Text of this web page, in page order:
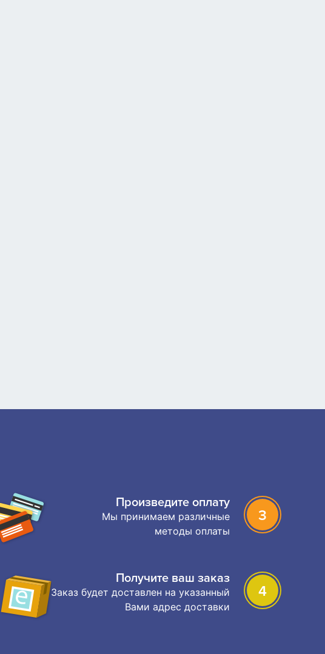
3
Произведите оплату
Мы принимаем различные
методы оплаты
4
Получите ваш заказ
Заказ будет доставлен на указанный
Вами адрес доставки